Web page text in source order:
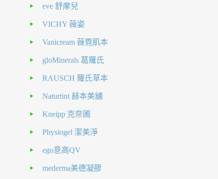
eve 舒摩兒
VICHY 薇姿
Vanicream 薇霓肌本
gloMinerals 葛羅氏
RAUSCH 羅氏草本
Naturtint 赫本美舖
Kneipp 克奈圃
Physiogel 潔美淨
ego意高QV
mederma美德凝膠